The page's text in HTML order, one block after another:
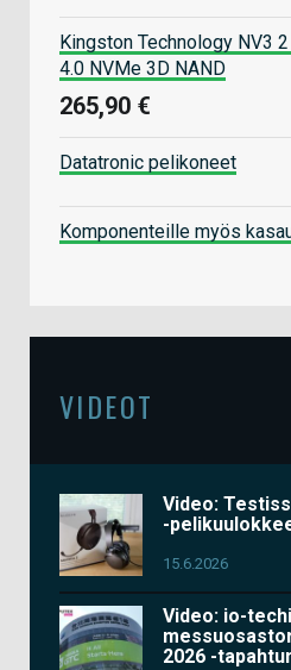
Kingston Technology NV3
4.0 NVMe 3D NAND
265,90 €
Datatronic pelikoneet
Komponenteille myös
VIDEOT
Video:
-
15.6.2026
Video: io-
2026 -